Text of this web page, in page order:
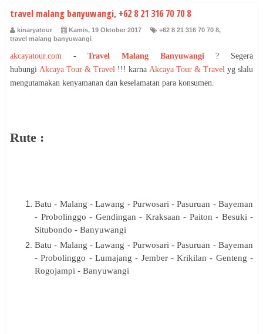
travel malang banyuwangi, +62 8 21 316 70 70 8
kinaryatour Kamis, 19 Oktober 2017 +62 8 21 316 70 70 8,
travel malang banyuwangi
akcayatour.com -Travel Malang Banyuwangi ? Segera
hubungi Akcaya Tour & Travel !!! karna Akcaya Tour & Travel yg slalu
mengutamakan kenyamanan dan keselamatan para konsumen.
Rute :
Batu - Malang - Lawang - Purwosari - Pasuruan - Bayeman
- Probolinggo - Gendingan - Kraksaan - Paiton - Besuki -
Situbondo - Banyuwangi
Batu - Malang - Lawang - Purwosari - Pasuruan - Bayeman
- Probolinggo - Lumajang - Jember - Krikilan - Genteng -
Rogojampi - Banyuwangi